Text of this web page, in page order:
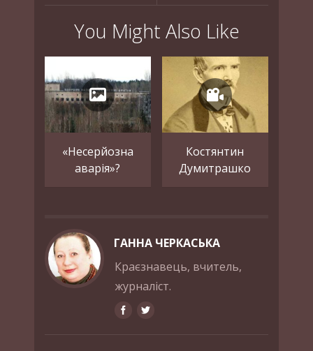
You Might Also Like
«Несерйозна
аварія»?
Костянтин
Думитрашко
ГАННА ЧЕРКАСЬКА
Краєзнавець, вчитель,
журналіст.